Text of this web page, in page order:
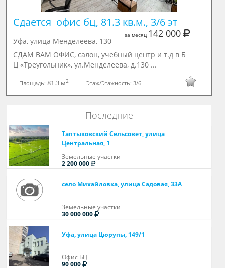
Сдается  офис бц, 81.3 кв.м., 3/6 эт
за месяц 142 000
Уфа, улица Менделеева, 130
СДАМ ВАМ ОФИС, салон, учебный центр и т.д в Б
Ц «Треугольник», ул.Менделеева, д.130 ...
Площадь:81.3 м2 Этаж/Этажность: 3/6
Последние
Таптыковский Сельсовет, улица
Центральная, 1
Земельные участки
2 200 000
село Михайловка, улица Садовая, 33А
Земельные участки
30 000 000
Уфа, улица Цюрупы, 149/1
Офис БЦ
90 000